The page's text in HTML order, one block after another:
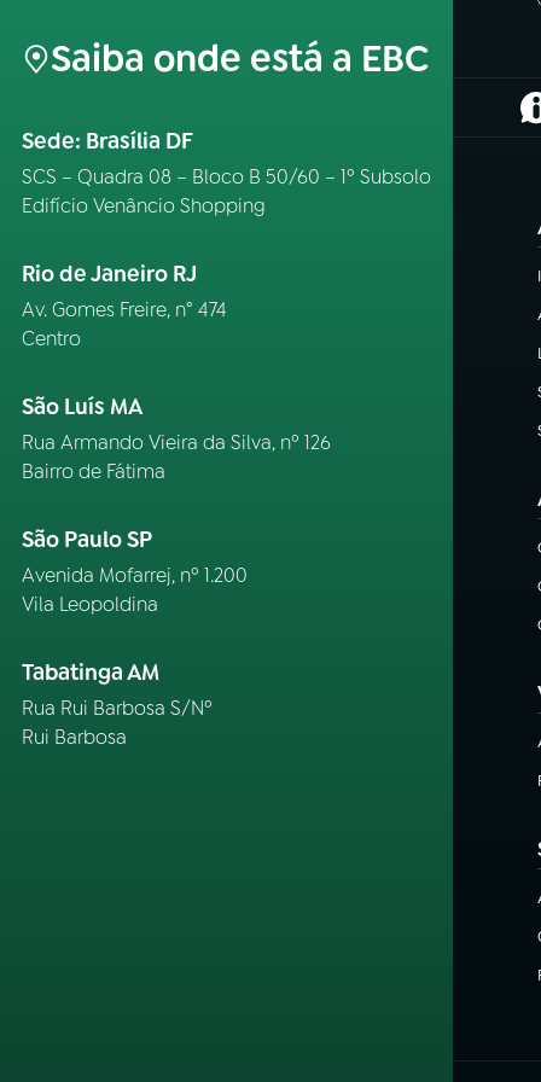
Saiba onde está a EBC
Sede: Brasília DF
SCS – Quadra 08 – Bloco B 50/60 – 1º Subsolo
Edifício Venâncio Shopping
Rio de Janeiro RJ
Av. Gomes Freire, n° 474
Centro
São Luís MA
Rua Armando Vieira da Silva, nº 126
Bairro de Fátima
São Paulo SP
Avenida Mofarrej, nº 1.200
Vila Leopoldina
Tabatinga AM
Rua Rui Barbosa S/Nº
Rui Barbosa